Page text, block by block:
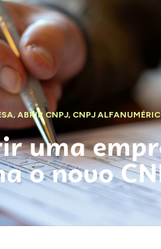
,ABRIR CNPJ, CNPJ
uma
o novo